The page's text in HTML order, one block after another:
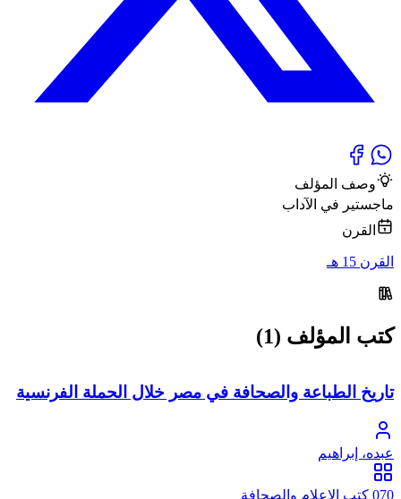
وصف المؤلف
ماجستير في الآداب
القرن
القرن 15 هـ
كتب المؤلف (1)
تاريخ الطباعة والصحافة في مصر خلال الحملة الفرنسية
عبده، إبراهيم
070 كتب الإعلام والصحافة